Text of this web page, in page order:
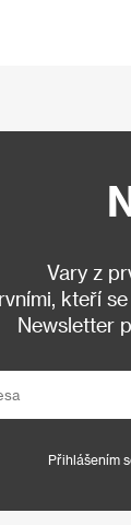
Vary z
kteří
Newsletter
Přihlášením